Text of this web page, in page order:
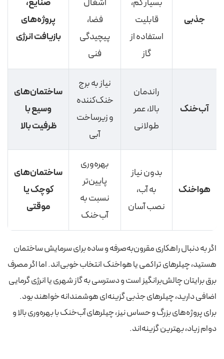
جذبی
قابلیت
استفاده از
گاز
فضا،
پیچیدگی
فنی
پروژه‌های
بازیافت انرژی
آب‌خنک
راندمان
بالا، عمر
طولانی
نیاز به برج
خنک‌کننده
و زیرساخت
آبی
ساختمان‌های
وسیع با
ظرفیت بالا
هوا‌خنک
بدون نیاز
به آب،
نصب آسان
بهره‌وری
پایین‌تر
نسبت به
آب‌خنک
ساختمان‌های
کوچک یا
موقتی
اگر به دنبال راهکاری مقرون‌به‌صرفه و ساده برای سرمایش ساختمان
هستید، چیلرهای تراکمی یا هواخنک انتخاب خوبی‌اند. اما اگر مصرف
برق برایتان چالش‌برانگیز است و دسترسی به گاز شهری یا انرژی گرمایی
اضافی دارید، چیلرهای جذبی گزینه‌ای هوشمندانه خواهند بود.
برای پروژه‌های بزرگ و حساس نیز، چیلرهای آب‌خنک با بهره‌وری بالا و
دوام زیاد، بهترین گزینه‌اند.